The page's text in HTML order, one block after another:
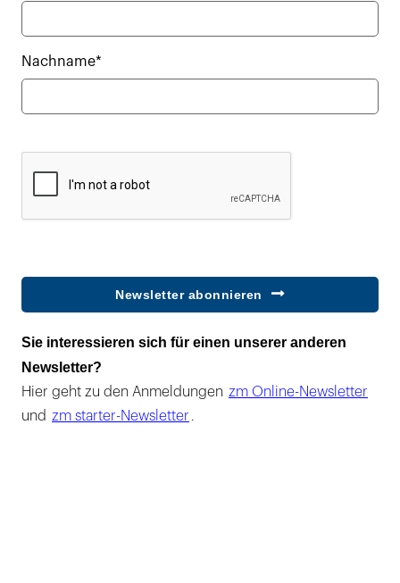
Nachname*
Newsletter abonnieren
Sie interessieren sich für einen unserer anderen
Newsletter?
Hier geht zu den Anmeldungen zm Online-Newsletter
und zm starter-Newsletter .